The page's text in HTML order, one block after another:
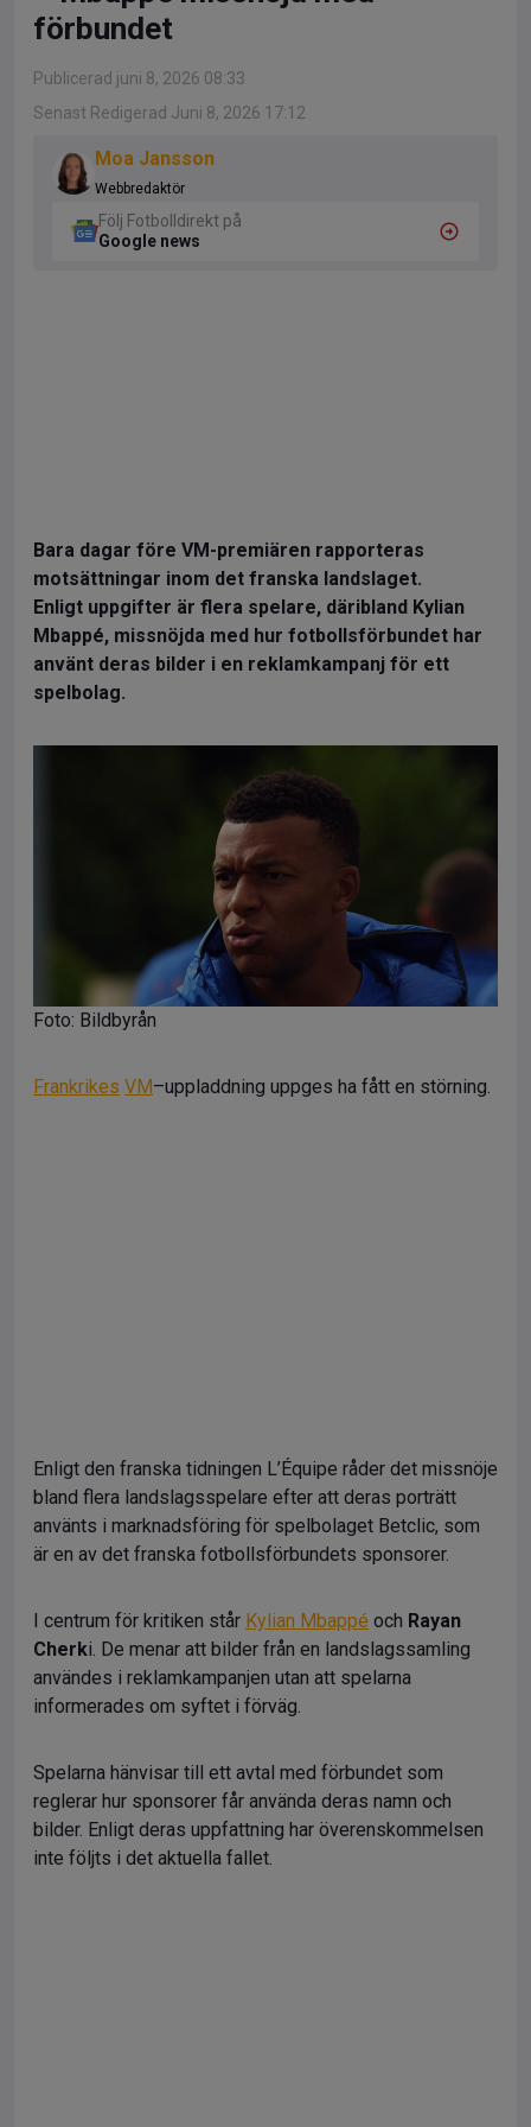
förbundet
Publicerad juni 8, 2026 08:33
Senast Redigerad Juni 8, 2026 17:12
Moa Jansson
Webbredaktör
Följ Fotbolldirekt på
Google news
Bara dagar före VM-premiären rapporteras
motsättningar inom det franska landslaget.
Enligt uppgifter är flera spelare, däribland Kylian
Mbappé, missnöjda med hur fotbollsförbundet har
använt deras bilder i en reklamkampanj för ett
spelbolag.
Foto: Bildbyrån
Frankrikes VM–uppladdning uppges ha fått en störning.
Enligt den franska tidningen L’Équipe råder det missnöje
bland flera landslagsspelare efter att deras porträtt
använts i marknadsföring för spelbolaget Betclic, som
är en av det franska fotbollsförbundets sponsorer.
I centrum för kritiken står Kylian Mbappé och Rayan
Cherki. De menar att bilder från en landslagssamling
användes i reklamkampanjen utan att spelarna
informerades om syftet i förväg.
Spelarna hänvisar till ett avtal med förbundet som
reglerar hur sponsorer får använda deras namn och
bilder. Enligt deras uppfattning har överenskommelsen
inte följts i det aktuella fallet.